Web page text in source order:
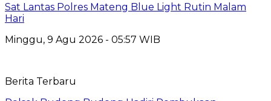
Sat Lantas Polres Mateng Blue Light Rutin Malam
Hari
Minggu, 9 Agu 2026 - 05:57 WIB
Berita Terbaru